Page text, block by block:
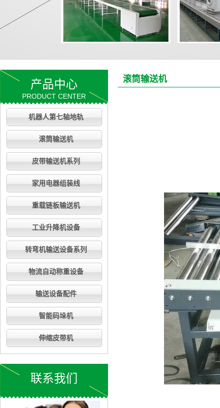
产品中心
PRODUCT CENTER
机器人第七轴地轨
滚筒输送机
皮带输送机系列
家用电器组装线
重载链板输送机
工业升降机设备
转弯机输送设备系列
物流自动称重设备
输送设备配件
智能码垛机
伸缩皮带机
联系我们
滚筒输送机